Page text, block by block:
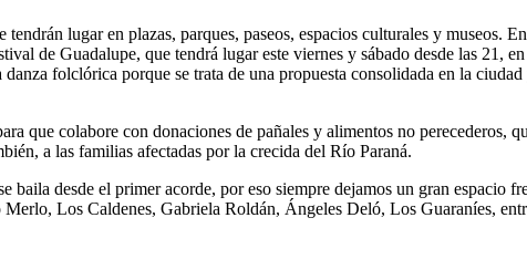
lugar en plazas, parques, paseos, espacios culturales y museos.
de Guadalupe, que tendrá lugar este viernes y sábado desde las 21,
folclórica porque se trata de una propuesta consolidada en la
que colabore con donaciones de pañales y alimentos no perecederos,
a las familias afectadas por la crecida del Río Paraná.
desde el primer acorde, por eso siempre dejamos un gran espacio
Los Caldenes, Gabriela Roldán, Ángeles Deló, Los Guaraníes,